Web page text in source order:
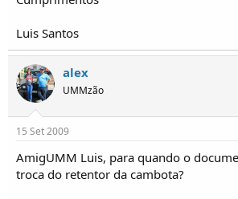
Luis Santos
alex
UMMzão
15 Set 2009
AmigUMM Luis, para quando o
troca do retentor da cambota?